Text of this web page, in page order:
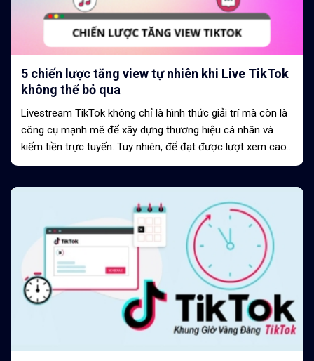
5 chiến lược tăng view tự nhiên khi Live TikTok
không thể bỏ qua
Livestream TikTok không chỉ là hình thức giải trí mà còn là
công cụ mạnh mẽ để xây dựng thương hiệu cá nhân và
kiếm tiền trực tuyến. Tuy nhiên, để đạt được lượt xem cao
và giữ chân người...